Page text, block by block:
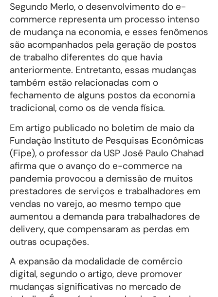
Segundo Merlo, o desenvolvimento do e-
commerce representa um processo intenso
de mudança na economia, e esses fenômenos
são acompanhados pela geração de postos
de trabalho diferentes do que havia
anteriormente. Entretanto, essas mudanças
também estão relacionadas com o
fechamento de alguns postos da economia
tradicional, como os de venda física.
Em artigo publicado no boletim de maio da
Fundação Instituto de Pesquisas Econômicas
(Fipe), o professor da USP José Paulo Chahad
afirma que o avanço do e-commerce na
pandemia provocou a demissão de muitos
prestadores de serviços e trabalhadores em
vendas no varejo, ao mesmo tempo que
aumentou a demanda para trabalhadores de
delivery, que compensaram as perdas em
outras ocupações.
A expansão da modalidade de comércio
digital, segundo o artigo, deve promover
mudanças significativas no mercado de